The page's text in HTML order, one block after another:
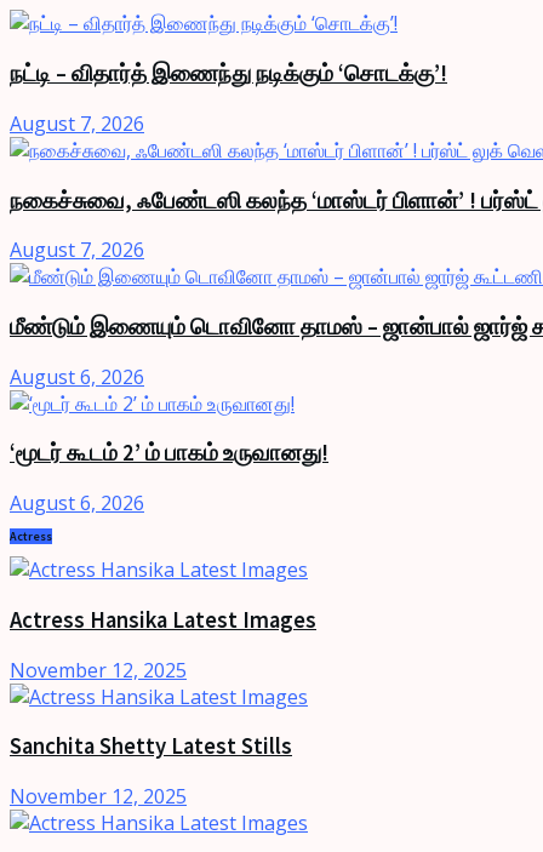
நட்டி – விதார்த் இணைந்து நடிக்கும் ‘சொடக்கு’!
August 7, 2026
நகைச்சுவை, ஃபேண்டஸி கலந்த ‘மாஸ்டர் பிளான்’ ! பர்ஸ்ட்
August 7, 2026
மீண்டும் இணையும் டொவினோ தாமஸ் – ஜான்பால் ஜார்ஜ்
August 6, 2026
‘மூடர் கூடம் 2’ ம் பாகம் உருவானது!
August 6, 2026
Actress
Actress Hansika Latest Images
November 12, 2025
Sanchita Shetty Latest Stills
November 12, 2025